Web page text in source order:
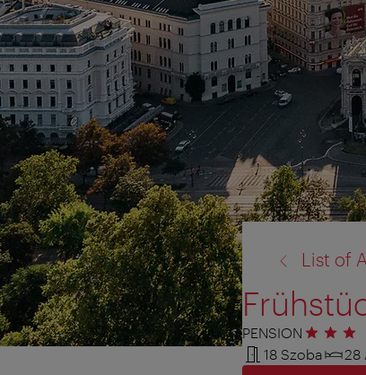
List of
PENSION 3 csillag
18 Szoba
28